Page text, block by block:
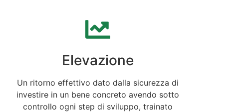
Elevazione
Un ritorno effettivo dato dalla sicurezza di
investire in un bene concreto avendo sotto
controllo ogni step di sviluppo, trainato